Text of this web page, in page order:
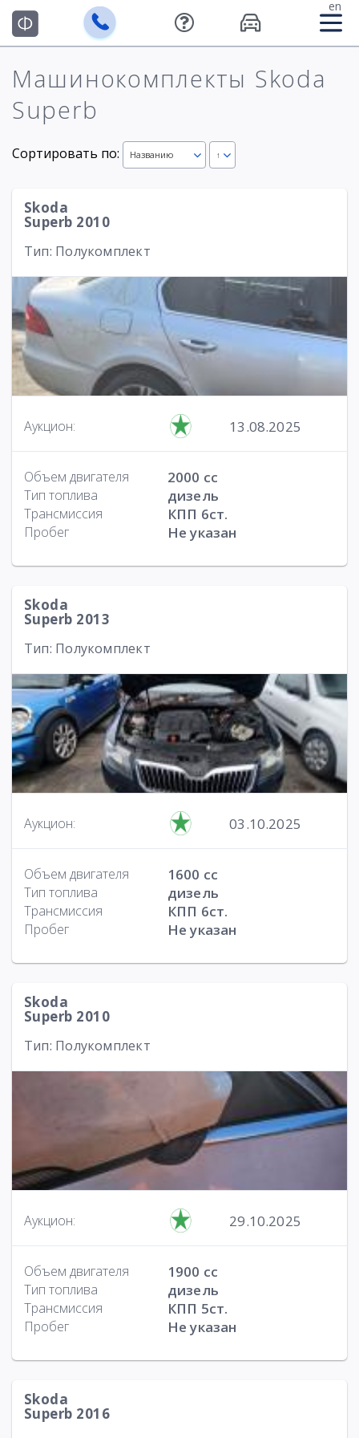
en
Машинокомплекты Skoda
Superb
Сортировать по: Названию ↑
Skoda
Superb 2010
Тип: Полукомплект
Аукцион: 13.08.2025
Объем двигателя 2000 cc
Тип топлива дизель
Трансмиссия КПП 6ст.
Пробег Не указан
Skoda
Superb 2013
Тип: Полукомплект
Аукцион: 03.10.2025
Объем двигателя 1600 cc
Тип топлива дизель
Трансмиссия КПП 6ст.
Пробег Не указан
Skoda
Superb 2010
Тип: Полукомплект
Аукцион: 29.10.2025
Объем двигателя 1900 cc
Тип топлива дизель
Трансмиссия КПП 5ст.
Пробег Не указан
Skoda
Superb 2016